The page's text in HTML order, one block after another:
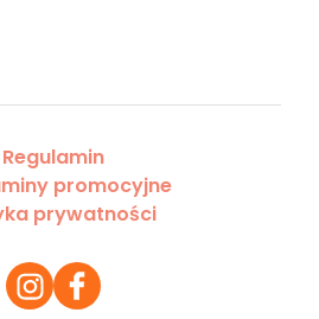
Regulamin
promocyjne
prywatności